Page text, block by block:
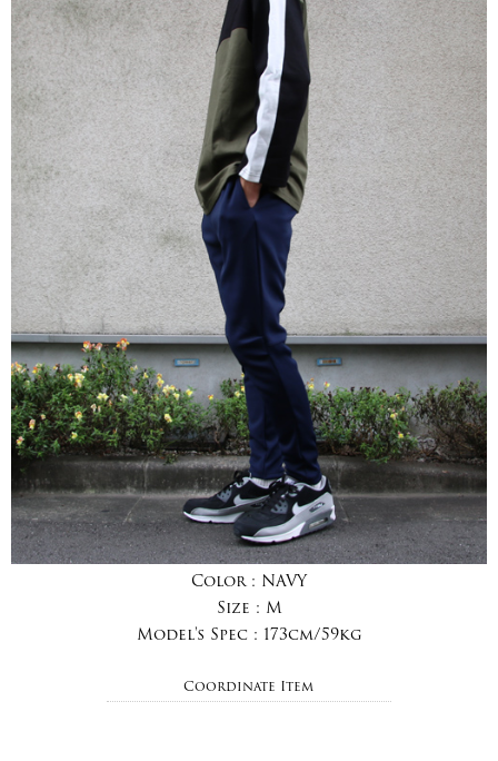
Color : NAVY
Size : M
Model's Spec : 173cm/59kg
Coordinate Item